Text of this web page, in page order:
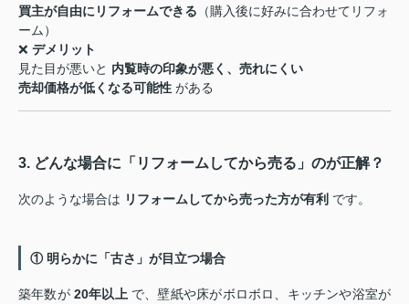
買主が自由にリフォームできる （購入後に好みに合わせてリフォ
ーム）
❌ デメリット
見た目が悪いと 内覧時の印象が悪く、売れにくい
売却価格が低くなる可能性 がある
3. どんな場合に「リフォームしてから売る」のが正解？
次のような場合は リフォームしてから売った方が有利 です。
① 明らかに「古さ」が目立つ場合
築年数が20年以上 で、壁紙や床がボロボロ、キッチンや浴室が